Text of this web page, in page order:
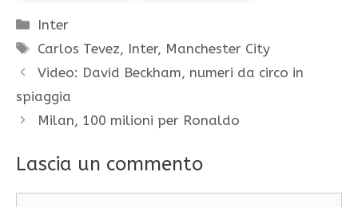
Categorie
Inter
Tag
Carlos Tevez, Inter, Manchester City
Video: David Beckham, numeri da circo in
spiaggia
Milan, 100 milioni per Ronaldo
Lascia un commento